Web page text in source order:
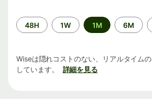
期
間
48H 1W 1M 6M
Wiseは隠れコストのない、リアルタイム
しています。
詳細を見る